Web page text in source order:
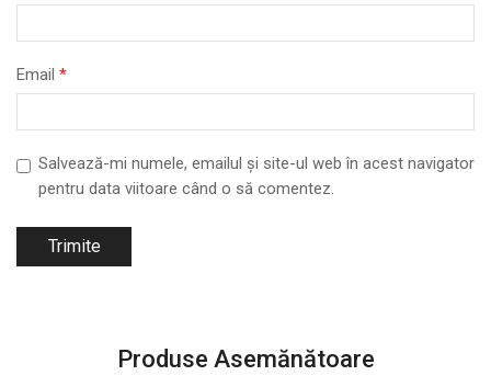
Email *
Salvează-mi numele, emailul și site-ul web în acest navigator
pentru data viitoare când o să comentez.
Produse Asemănătoare